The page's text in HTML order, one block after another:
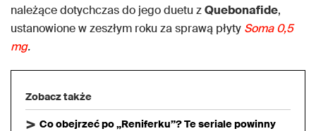
należące dotychczas do jego duetu zQuebonafide,
ustanowione w zeszłym roku za sprawą płyty Soma 0,5
mg.
Zobacz także
Co obejrzeć po „Reniferku”? Te seriale powinny